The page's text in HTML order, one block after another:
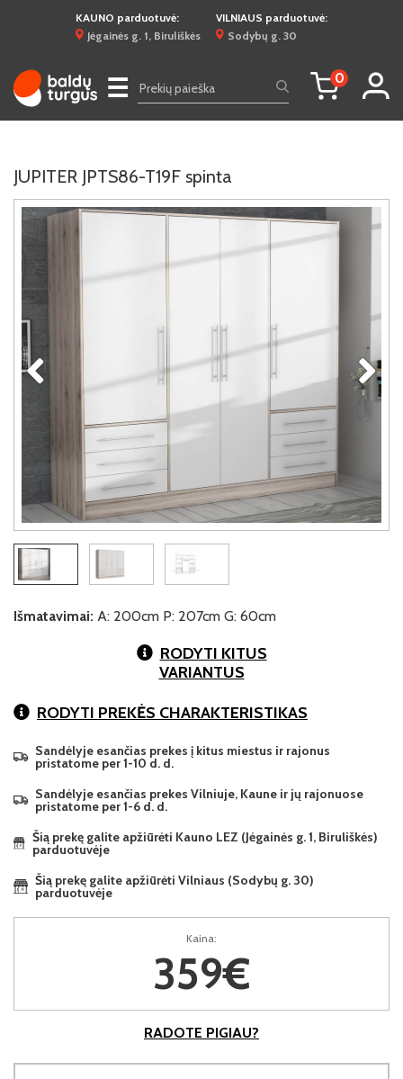
KAUNO parduotuvė:
Jėgainės g. 1, Biruliškės
VILNIAUS parduotuvė:
Sodybų g. 30
☰ 0
JUPITER JPTS86-T19F spinta
Išmatavimai: A: 200cm P: 207cm G: 60cm
RODYTI KITUS
VARIANTUS
RODYTI PREKĖS CHARAKTERISTIKAS
Sandėlyje esančias prekes į kitus miestus ir rajonus
pristatome per 1-10 d. d.
Sandėlyje esančias prekes Vilniuje, Kaune ir jų rajonuose
pristatome per 1-6 d. d.
Šią prekę galite apžiūrėti Kauno LEZ (Jėgainės g. 1, Biruliškės)
parduotuvėje
Šią prekę galite apžiūrėti Vilniaus (Sodybų g. 30)
parduotuvėje
Kaina:
359€
RADOTE PIGIAU?